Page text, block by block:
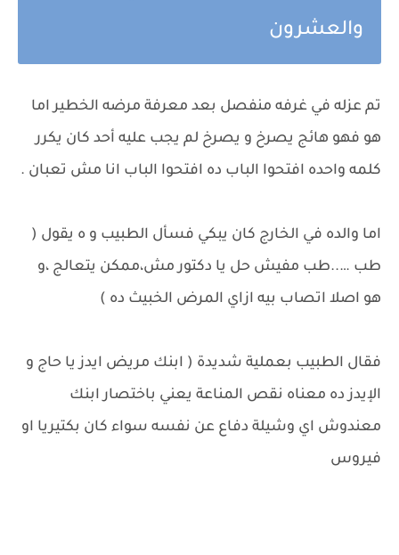
والعشرون
تم عزله في غرفه منفصل بعد معرفة مرضه الخطير اما
هو فهو هائج يصرخ و يصرخ لم يجب عليه أحد كان يكرر
كلمه واحده افتحوا الباب ده افتحوا الباب انا مش تعبان .
اما والده في الخارج كان يبكي فسأل الطبيب و ه يقول (
طب …..طب مفيش حل يا دكتور مش،ممكن يتعالج ،و
هو اصلا اتصاب بيه ازاي المرض الخبيث ده )
فقال الطبيب بعملية شديدة ( ابنك مريض ايدز يا حاج و
الإيدز ده معناه نقص المناعة يعني باختصار ابنك
معندوش اي وشيلة دفاع عن نفسه سواء كان بكتيريا او
فيروس